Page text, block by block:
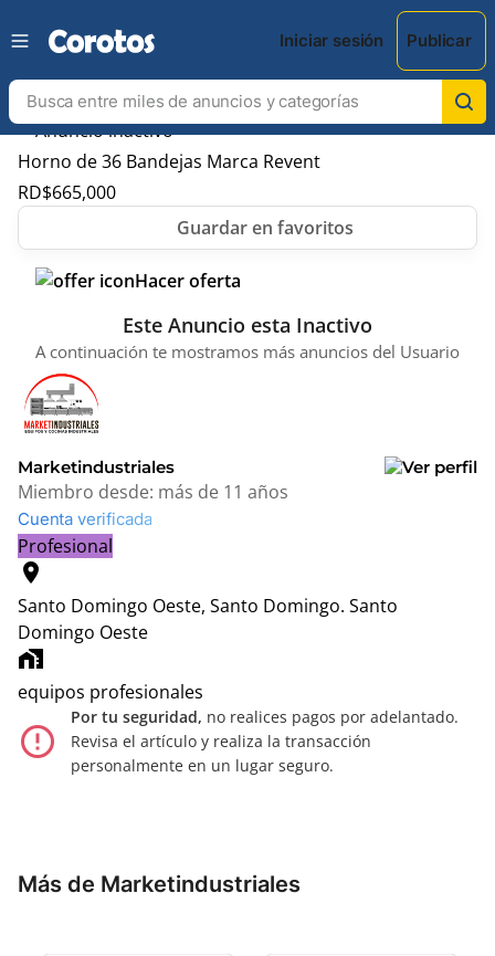
Iniciar sesión Publicar
Horno de 36 Bandejas Marca Revent
RD$665,000
Hacer oferta
Este Anuncio esta Inactivo
A continuación te mostramos más anuncios del Usuario
Marketindustriales
Miembro desde: más de 11 años
Cuenta verificada
Profesional
location_on
Santo Domingo Oeste, Santo Domingo. Santo
Domingo Oeste
home_work
equipos profesionales
error_outline
Por tu seguridad, no realices pagos por adelantado.
Revisa el artículo y realiza la transacción
personalmente en un lugar seguro.
Más de Marketindustriales